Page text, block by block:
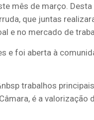
mês de março.
que juntas
e no mercado de
e foi aberta à
trabalhos
é a